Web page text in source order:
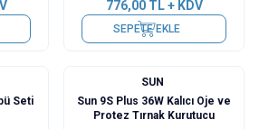
776,00TL + KDV
SEPETE EKLE
Seti
SUN
Sun 9S Plus 36W Kalıcı Oje ve
Protez Tırnak Kurutucu